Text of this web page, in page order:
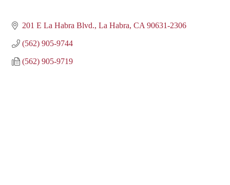
201 E La Habra Blvd. La Habra CA 90631-2306
(562) 905-9744
(562) 905-9719